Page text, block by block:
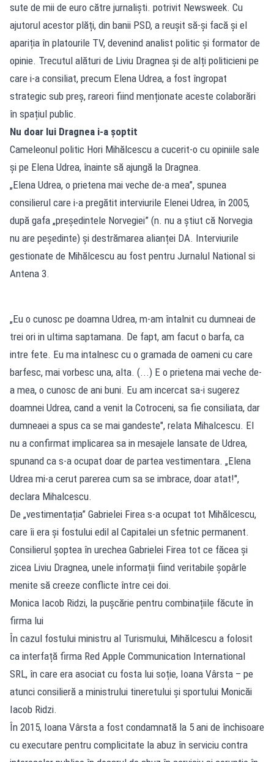
sute de mii de euro către jurnaliști. potrivit Newsweek. Cu
ajutorul acestor plăți, din banii PSD, a reușit să-și facă și el
apariția în platourile TV, devenind analist politic și formator de
opinie. Trecutul alături de Liviu Dragnea și de alți politicieni pe
care i-a consiliat, precum Elena Udrea, a fost îngropat
strategic sub preș, rareori fiind menționate aceste colaborări
în spațiul public.
Nu doar lui Dragnea i-a șoptit
Cameleonul politic Hori Mihălcescu a cucerit-o cu opiniile sale
și pe Elena Udrea, înainte să ajungă la Dragnea.
„Elena Udrea, o prietena mai veche de-a mea”, spunea
consilierul care i-a pregătit interviurile Elenei Udrea, în 2005,
după gafa „președintele Norvegiei” (n. nu a știut că Norvegia
nu are peședinte) și destrămarea alianței DA. Interviurile
gestionate de Mihălcescu au fost pentru Jurnalul National si
Antena 3.
„Eu o cunosc pe doamna Udrea, m-am întalnit cu dumneai de
trei ori in ultima saptamana. De fapt, am facut o barfa, ca
intre fete. Eu ma intalnesc cu o gramada de oameni cu care
barfesc, mai vorbesc una, alta. (...) E o prietena mai veche de-
a mea, o cunosc de ani buni. Eu am incercat sa-i sugerez
doamnei Udrea, cand a venit la Cotroceni, sa fie consiliata, dar
dumneaei a spus ca se mai gandeste", relata Mihalcescu. El
nu a confirmat implicarea sa in mesajele lansate de Udrea,
spunand ca s-a ocupat doar de partea vestimentara. „Elena
Udrea mi-a cerut parerea cum sa se imbrace, doar atat!",
declara Mihalcescu.
De „vestimentația” Gabrielei Firea s-a ocupat tot Mihălcescu,
care îi era și fostului edil al Capitalei un sfetnic permanent.
Consilierul șoptea în urechea Gabrielei Firea tot ce făcea și
zicea Liviu Dragnea, unele informații fiind veritabile șopârle
menite să creeze conflicte între cei doi.
Monica Iacob Ridzi, la pușcărie pentru combinațiile făcute în
firma lui
În cazul fostului ministru al Turismului, Mihălcescu a folosit
ca interfață firma Red Apple Communication International
SRL, în care era asociat cu fosta lui soție, Ioana Vârsta – pe
atunci consilieră a ministrului tineretului și sportului Monicăi
Iacob Ridzi.
În 2015, Ioana Vârsta a fost condamnată la 5 ani de închisoare
cu executare pentru complicitate la abuz în serviciu contra